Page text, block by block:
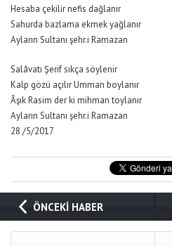
Hesaba çekilir nefis dağlanır
Sahurda bazlama ekmek yağlanır
Ayların Sultanı şehr.i Ramazan
Salâvatı Şerif sıkça söylenir
Kalp gözü açılır Umman boylanır
Âşık Rasim der ki mihman toylanır
Ayların Sultanı şehr.i Ramazan
28 /5/2017
ÖNCEKİ HABER